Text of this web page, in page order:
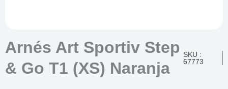
Arnés Art Sportiv Step
& Go T1 (XS) Naranja
SKU :
67773